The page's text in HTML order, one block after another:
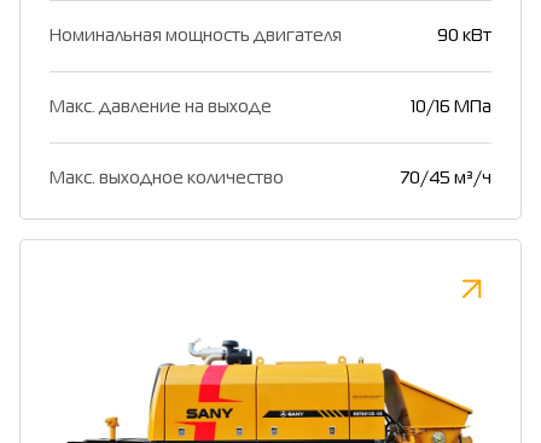
Номинальная мощность двигателя 90 кВт
Макс. давление на выходе 10/16 МПа
Макс. выходное количество 70/45 м³/ч